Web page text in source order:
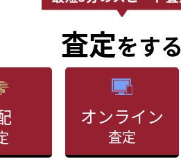
査定をする
オンライン
査定